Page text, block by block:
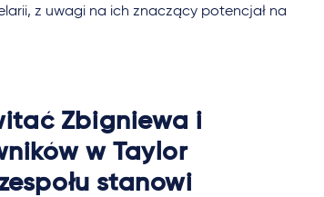
z uwagi na ich znaczący potencjał na
Zbigniewa i
w Taylor
stanowi